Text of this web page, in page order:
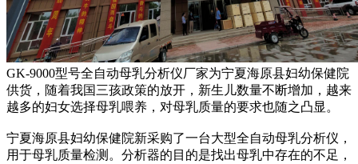
GK-9000型号全自动母乳分析仪厂家为宁夏海原县妇幼保健院
供货，随着我国三孩政策的放开，新生儿数量不断增加，越来
越多的妇女选择母乳喂养，对母乳质量的要求也随之凸显。
宁夏海原县妇幼保健院新采购了一台大型全自动母乳分析仪，
用于母乳质量检测。分析器的目的是找出母乳中存在的不足，